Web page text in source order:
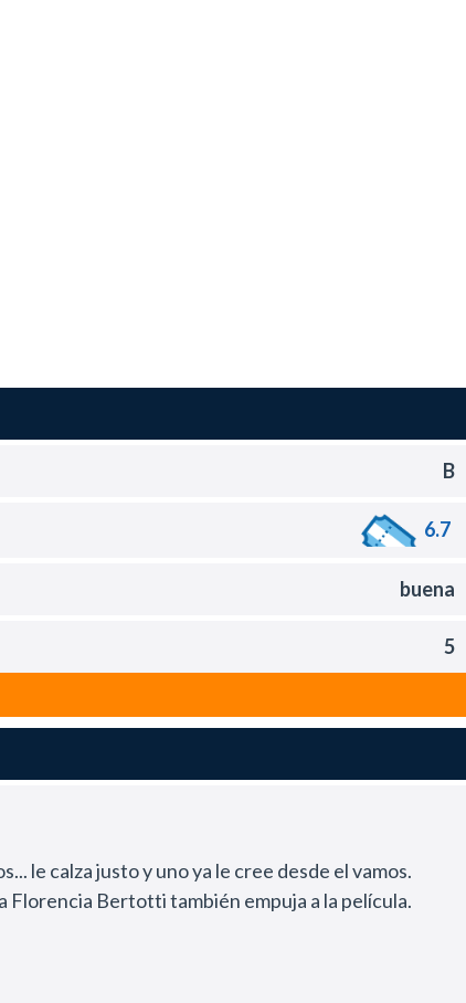
B
6.7
buena
5
le calza justo y uno ya le cree desde el vamos.
Florencia Bertotti también empuja a la película.